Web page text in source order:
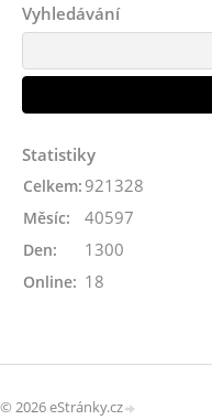
Vyhledávání
Statistiky
Online: 18
Celkem: 921328
Měsíc: 40597
Den: 1300
© 2026 eStránky.cz